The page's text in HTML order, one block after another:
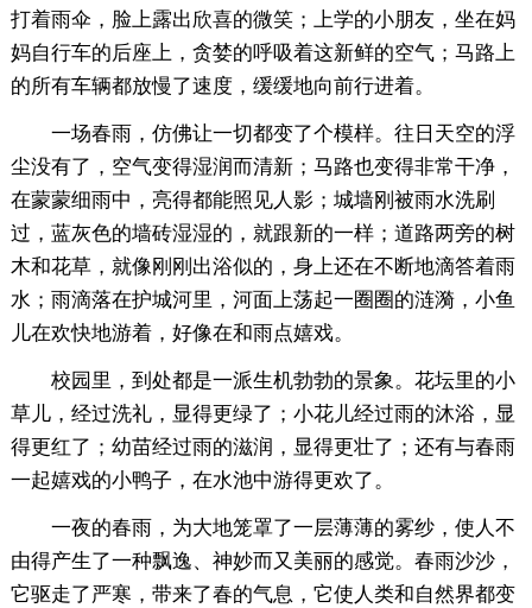
打着雨伞，脸上露出欣喜的微笑；上学的小朋友，坐在妈
妈自行车的后座上，贪婪的呼吸着这新鲜的空气；马路上
的所有车辆都放慢了速度，缓缓地向前行进着。
一场春雨，仿佛让一切都变了个模样。往日天空的浮
尘没有了，空气变得湿润而清新；马路也变得非常干净，
在蒙蒙细雨中，亮得都能照见人影；城墙刚被雨水洗刷
过，蓝灰色的墙砖湿湿的，就跟新的一样；道路两旁的树
木和花草，就像刚刚出浴似的，身上还在不断地滴答着雨
水；雨滴落在护城河里，河面上荡起一圈圈的涟漪，小鱼
儿在欢快地游着，好像在和雨点嬉戏。
校园里，到处都是一派生机勃勃的景象。花坛里的小
草儿，经过洗礼，显得更绿了；小花儿经过雨的沐浴，显
得更红了；幼苗经过雨的滋润，显得更壮了；还有与春雨
一起嬉戏的小鸭子，在水池中游得更欢了。
一夜的春雨，为大地笼罩了一层薄薄的雾纱，使人不
由得产生了一种飘逸、神妙而又美丽的感觉。春雨沙沙，
它驱走了严寒，带来了春的气息，它使人类和自然界都变